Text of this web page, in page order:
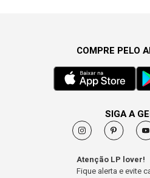
COMPRE PELO
SIGA A
Atenção LP lover!
Fique alerta e evite